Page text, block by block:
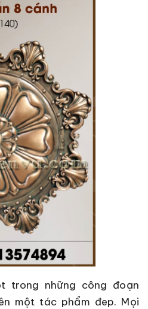
trong những công đoạn
một tác phẩm đep. Mọi